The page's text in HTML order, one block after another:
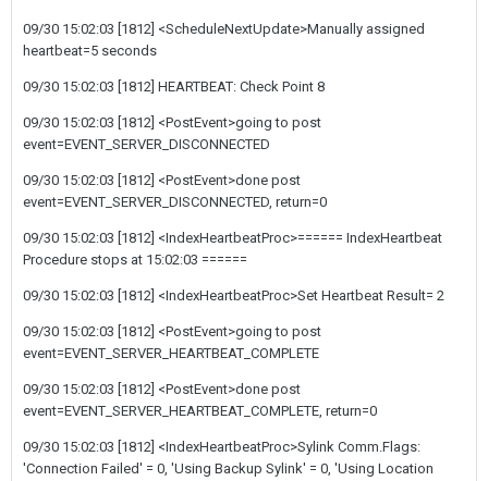
09/30 15:02:03 [1812] <ScheduleNextUpdate>Manually assigned
heartbeat=5 seconds
09/30 15:02:03 [1812] HEARTBEAT: Check Point 8
09/30 15:02:03 [1812] <PostEvent>going to post
event=EVENT_SERVER_DISCONNECTED
09/30 15:02:03 [1812] <PostEvent>done post
event=EVENT_SERVER_DISCONNECTED, return=0
09/30 15:02:03 [1812] <IndexHeartbeatProc>====== IndexHeartbeat
Procedure stops at 15:02:03 ======
09/30 15:02:03 [1812] <IndexHeartbeatProc>Set Heartbeat Result= 2
09/30 15:02:03 [1812] <PostEvent>going to post
event=EVENT_SERVER_HEARTBEAT_COMPLETE
09/30 15:02:03 [1812] <PostEvent>done post
event=EVENT_SERVER_HEARTBEAT_COMPLETE, return=0
09/30 15:02:03 [1812] <IndexHeartbeatProc>Sylink Comm.Flags:
'Connection Failed' = 0, 'Using Backup Sylink' = 0, 'Using Location